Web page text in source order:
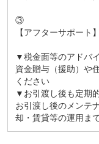
③
【アフターサポート】
▼税金面等のアドバ
資金贈与（援助）や
ください
▼お引渡し後も定期
お引渡し後のメンテ
却・賃貸等の運用ま